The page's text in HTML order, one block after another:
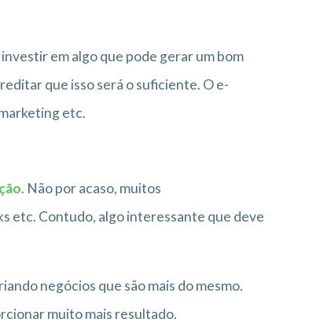
em algo que pode gerar um bom
que isso será o suficiente. O e-
etc.
. Não por acaso, muitos
etc. Contudo, algo interessante que deve
negócios que são mais do mesmo.
muito mais resultado.